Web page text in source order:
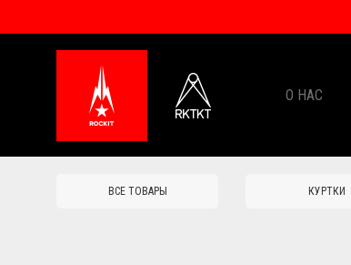
О НАС
ВСЕ ТОВАРЫ КУРТКИ